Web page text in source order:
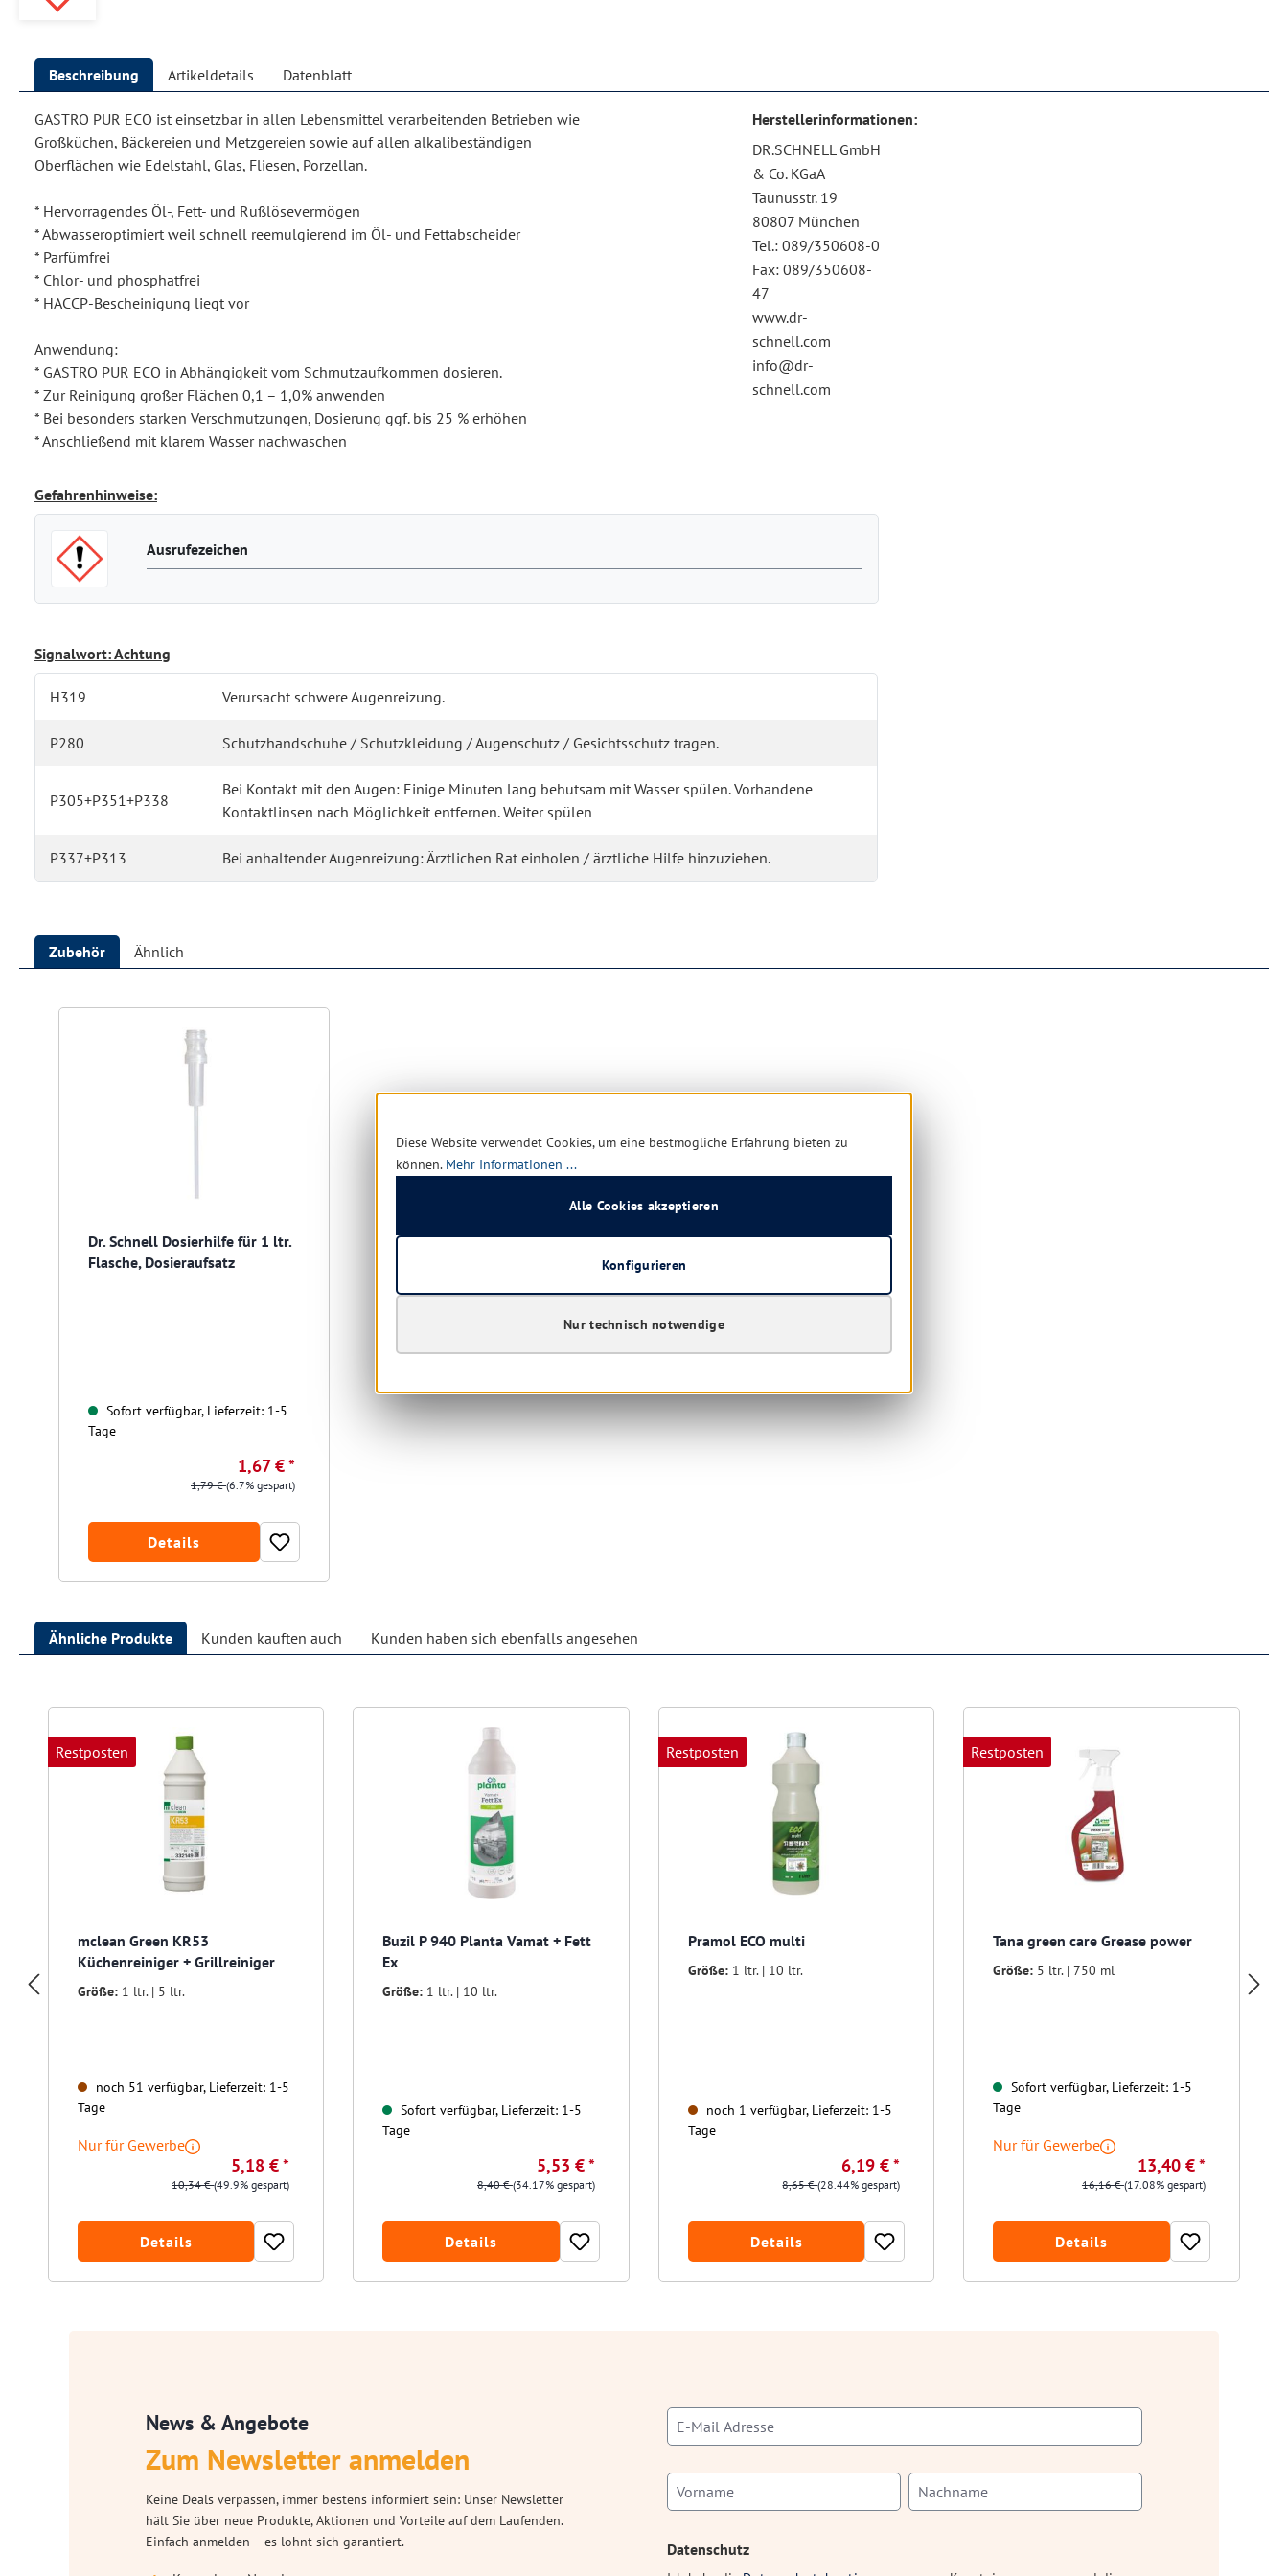
Beschreibung Artikeldetails Datenblatt
GASTRO PUR ECO ist einsetzbar in allen Lebensmittel verarbeitenden Betrieben wie
Großküchen, Bäckereien und Metzgereien sowie auf allen alkalibeständigen
Oberflächen wie Edelstahl, Glas, Fliesen, Porzellan.
* Hervorragendes Öl-, Fett- und Rußlösevermögen
* Abwasseroptimiert weil schnell reemulgierend im Öl- und Fettabscheider
* Parfümfrei
* Chlor- und phosphatfrei
* HACCP-Bescheinigung liegt vor
Anwendung:
* GASTRO PUR ECO in Abhängigkeit vom Schmutzaufkommen dosieren.
* Zur Reinigung großer Flächen 0,1 – 1,0% anwenden
* Bei besonders starken Verschmutzungen, Dosierung ggf. bis 25 % erhöhen
* Anschließend mit klarem Wasser nachwaschen
Herstellerinformationen:
DR.SCHNELL GmbH
& Co. KGaA
Taunusstr. 19
80807 München
Tel.: 089/350608-0
Fax: 089/350608-
47
www.dr-
schnell.com
info@dr-
schnell.com
Gefahrenhinweise:
Ausrufezeichen
Signalwort: Achtung
H319 Verursacht schwere Augenreizung.
P280 Schutzhandschuhe / Schutzkleidung / Augenschutz / Gesichtsschutz tragen.
P305+P351+P338
Bei Kontakt mit den Augen: Einige Minuten lang behutsam mit Wasser spülen. Vorhandene
Kontaktlinsen nach Möglichkeit entfernen. Weiter spülen
P337+P313 Bei anhaltender Augenreizung: Ärztlichen Rat einholen / ärztliche Hilfe hinzuziehen.
Zubehör Ähnlich
Dr. Schnell Dosierhilfe für 1 ltr.
Flasche, Dosieraufsatz
Sofort verfügbar, Lieferzeit: 1-5
Tage
1,67 € *
1,79 €(6.7% gespart)
Details
Ähnliche Produkte Kunden kauften auch Kunden haben sich ebenfalls angesehen
Restposten
mclean Green KR53
Küchenreiniger + Grillreiniger
Größe: 1 ltr. | 5 ltr.
noch 51 verfügbar, Lieferzeit: 1-5
Tage
Nur für Gewerbe
5,18 € *
10,34 €(49.9% gespart)
Details
Buzil P 940 Planta Vamat + Fett
Ex
Größe: 1 ltr. | 10 ltr.
Sofort verfügbar, Lieferzeit: 1-5
Tage
5,53 € *
8,40 €(34.17% gespart)
Details
Restposten
Pramol ECO multi
Größe: 1 ltr. | 10 ltr.
noch 1 verfügbar, Lieferzeit: 1-5
Tage
6,19 € *
8,65 €(28.44% gespart)
Details
Restposten
Tana green care Grease power
Größe: 5 ltr. | 750 ml
Sofort verfügbar, Lieferzeit: 1-5
Tage
Nur für Gewerbe
13,40 € *
16,16 €(17.08% gespart)
Details
News & Angebote
Zum Newsletter anmelden
Keine Deals verpassen, immer bestens informiert sein: Unser Newsletter
hält Sie über neue Produkte, Aktionen und Vorteile auf dem Laufenden.
Einfach anmelden – es lohnt sich garantiert.
Datenschutz
Diese Website verwendet Cookies, um eine bestmögliche Erfahrung bieten zu
können. Mehr Informationen ...
Nur technisch notwendige
Konfigurieren
Alle Cookies akzeptieren